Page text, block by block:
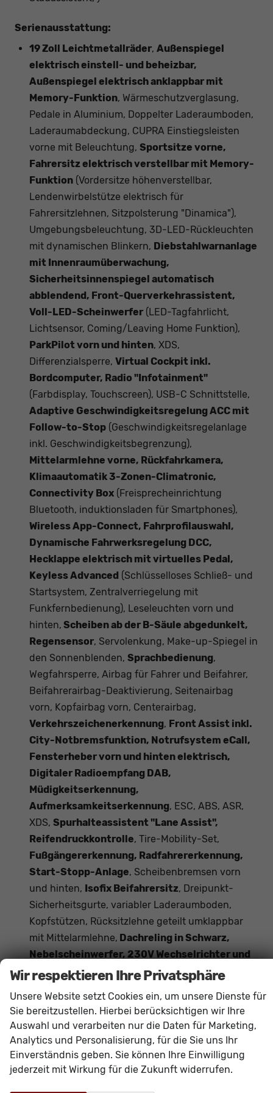
Serienausstattung:
19 Zoll Leichtmetallräder, Außenspiegel
elektrisch einstell- und beheizbar,
Außenspiegel elektrisch anklappbar mit
Memory-Funktion, Wärmeschutzverglasung,
Pedale in Aluminium, Doppelter Laderaumboden,
Laderaumabdeckung, CUPRA Einstiegsleisten
vorne mit Beleuchtung, Sportsitze vorne,
Fahrersitz elektrisch verstellbar mit Memory-
Funktion (Vordersitze höhenverstellbar,
Lendenwirbelstütze elektrisch für
Fahrersitzlehnen, Sitzpolsterung "Dinamica"),
Umgebungsbeleuchtung, 3D-LED-Rückleuchten
mit dynamischen Blinkern, Diebstahlwarnanlage
mit Innenraumüberwachung,
Sicherheitsinnenspiegel automatisch
abblendend, Front-Querverkehrassistent,
Voll-LED-Scheinwerfer (LED-Tagfahrlicht,
Lichtsensor, Coming/Leaving Home Funktion),
ParkPilot vorn und hinten, XDS,
Differenzialsperre, Virtual Cockpit inkl.
Bordcomputer, Radio "Infotainment"
(Farbdisplay, Touchscreen), USB-C Schnittstelle,
Adaptive Geschwindigkeitsregelung ACC mit
Follow-to-Stop (Geschwindigkeitsregelanlage
inkl. Geschwindigkeitsbegrenzung),
Mittelarmlehne vorne, Rückfahrkamera,
Klimaautomatik 3-Zonen-Climatronic,
Connectivity Box (Freisprecheinrichtung
Bluetooth, induktionsladen für Smartphones),
Wireless App-Connect, Fahrprofilauswahl,
Dynamische Fahrwerksregelung DCC,
Hecklappe elektrisch mit virtuelles Pedal,
Keyless Advanced (Schlüsselloses Schließ- und
Startsystem, Zentralverriegelung mit
Funkfernbedienung), Leseleuchten vorn und
hinten, Scheiben ab der B-Säule abgedunkelt,
Regensensor, Servolenkung, Make-up-Spiegel in
den Sonnenblenden, Sprachbedienung,
Wegfahrsperre, Airbag für Fahrer und Beifahrer,
Beifahrerairbag-Deaktivierung, Seitenairbag
vorn, Kopfairbag vorn, Centerairbag,
Verkehrszeichenerkennung, Front Assist inkl.
City-Notbremsfunktion, Notrufsystem eCall,
Fensterheber vorn und hinten elektrisch,
Digitaler Radioempfang DAB,
Müdigkeitserkennung,
Aufmerksamkeitserkennung, ESC, ABS, ASR,
XDS, Spurhalteassistent "Lane Assist",
Reifendruckkontrolle, Tire-Mobility-Set,
Fußgängererkennung, Radfahrererkennung,
Start-Stopp-Anlage, Scheibenbremsen vorn
und hinten, Isofix Beifahrersitz, Dreipunkt-
Sicherheitsgurte, variabler Laderaumboden,
Kopfstützen, Rücksitzlehne geteilt umklappbar
mit Mittelarmlehne, Dachreling in Schwarz,
Nebelscheinwerfer, 230V Wechselrichter und
Steckdose, Schublade unter dem Beifahrersitz,
Innen
Ambiente-Beleuchtung
vorhanden
Armlehnen
Mittelarmlehne, Vorne und hinten
Doppelter Laderaumboden
vorhanden
Wir respektieren Ihre Privatsphäre
Unsere Website setzt Cookies ein, um unsere Dienste für
Sie bereitzustellen. Hierbei berücksichtigen wir Ihre
Auswahl und verarbeiten nur die Daten für Marketing,
Analytics und Personalisierung, für die Sie uns Ihr
Einverständnis geben. Sie können Ihre Einwilligung
jederzeit mit Wirkung für die Zukunft widerrufen.